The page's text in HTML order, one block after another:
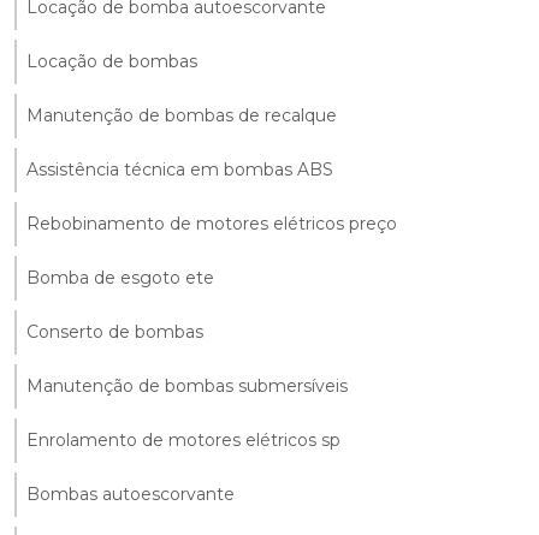
Locação de bomba autoescorvante
Locação de bombas
Manutenção de bombas de recalque
Assistência técnica em bombas ABS
Rebobinamento de motores elétricos preço
Bomba de esgoto ete
Conserto de bombas
Manutenção de bombas submersíveis
Enrolamento de motores elétricos sp
Bombas autoescorvante